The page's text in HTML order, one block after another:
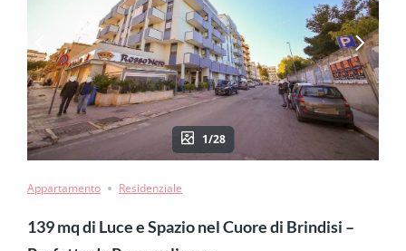
1/28
Appartamento Residenziale
139 mq di Luce e Spazio nel Cuore di Brindisi –